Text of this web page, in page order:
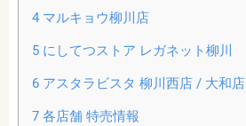
4マルキョウ柳川店
5にしてつストア レガネット柳川
6アスタラビスタ 柳川西店 / 大和店
7各店舗 特売情報